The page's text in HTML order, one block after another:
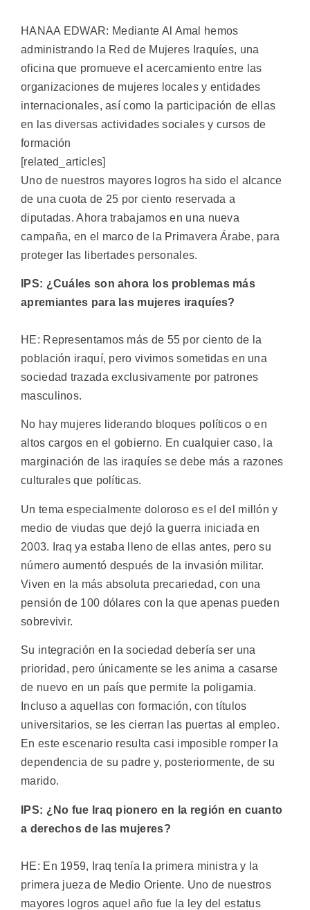
HANAA EDWAR: Mediante Al Amal hemos
administrando la Red de Mujeres Iraquíes, una
oficina que promueve el acercamiento entre las
organizaciones de mujeres locales y entidades
internacionales, así como la participación de ellas
en las diversas actividades sociales y cursos de
formación
[related_articles]
Uno de nuestros mayores logros ha sido el alcance
de una cuota de 25 por ciento reservada a
diputadas. Ahora trabajamos en una nueva
campaña, en el marco de la Primavera Árabe, para
proteger las libertades personales.
IPS: ¿Cuáles son ahora los problemas más
apremiantes para las mujeres iraquíes?
HE: Representamos más de 55 por ciento de la
población iraquí, pero vivimos sometidas en una
sociedad trazada exclusivamente por patrones
masculinos.
No hay mujeres liderando bloques políticos o en
altos cargos en el gobierno. En cualquier caso, la
marginación de las iraquíes se debe más a razones
culturales que políticas.
Un tema especialmente doloroso es el del millón y
medio de viudas que dejó la guerra iniciada en
2003. Iraq ya estaba lleno de ellas antes, pero su
número aumentó después de la invasión militar.
Viven en la más absoluta precariedad, con una
pensión de 100 dólares con la que apenas pueden
sobrevivir.
Su integración en la sociedad debería ser una
prioridad, pero únicamente se les anima a casarse
de nuevo en un país que permite la poligamia.
Incluso a aquellas con formación, con títulos
universitarios, se les cierran las puertas al empleo.
En este escenario resulta casi imposible romper la
dependencia de su padre y, posteriormente, de su
marido.
IPS: ¿No fue Iraq pionero en la región en cuanto
a derechos de las mujeres?
HE: En 1959, Iraq tenía la primera ministra y la
primera jueza de Medio Oriente. Uno de nuestros
mayores logros aquel año fue la ley del estatus